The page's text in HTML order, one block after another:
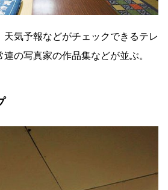
気予報などがチェックできるテレ
の写真家の作品集などが並ぶ。